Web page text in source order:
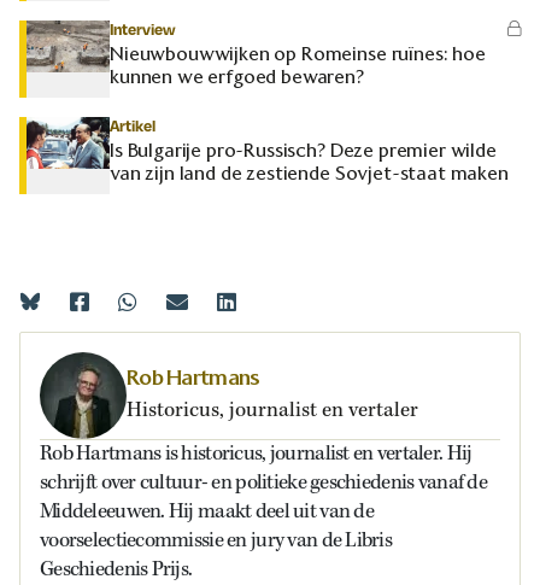
Interview
Nieuwbouwwijken op Romeinse ruïnes: hoe
kunnen we erfgoed bewaren?
Artikel
Is Bulgarije pro-Russisch? Deze premier wilde
van zijn land de zestiende Sovjet-staat maken
Rob Hartmans
Historicus, journalist en vertaler
Rob Hartmans is historicus, journalist en vertaler. Hij
schrijft over cultuur- en politieke geschiedenis vanaf de
Middeleeuwen. Hij maakt deel uit van de
voorselectiecommissie en jury van de Libris
Geschiedenis Prijs.